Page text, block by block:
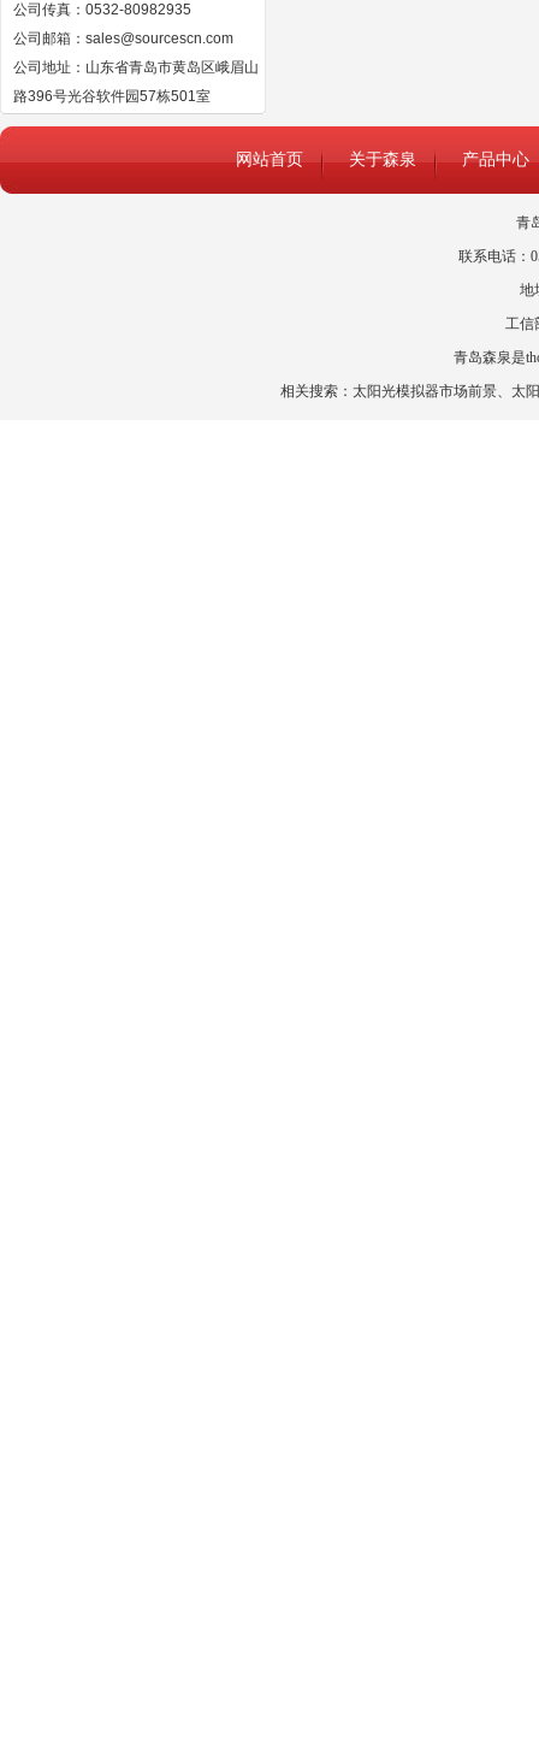
公司传真：0532-80982935
公司邮箱：sales@sourcescn.com
公司地址：山东省青岛市黄岛区峨眉山
路396号光谷软件园57栋501室
网站首页 关于森泉 产品中心
青
联系电话：
地
工信
青岛森泉是
相关搜索： 太阳光模拟器市场前景、 太